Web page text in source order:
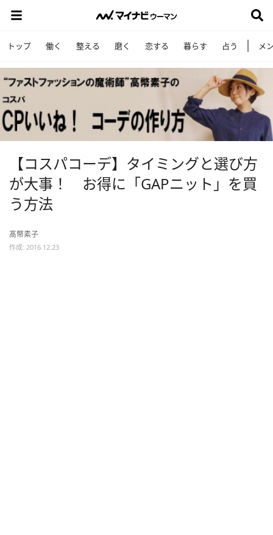
トップ 働く 整える 磨く 恋する 暮らす 占う メ
【コスパコーデ】タイミングと選び方
が大事！ お得に「GAPニット」を買
う方法
髙幣素子
作成: 2016.12.23